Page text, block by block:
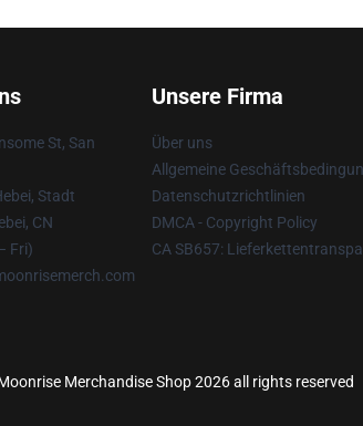
St, San
Stadt
CN
Fri)
Unsere Firma
Über uns
Allgemeine
Datenschutzrichtlinien
DMCA - Copyright Policy
CA SB657:
Merchandise Shop 2026 all rights reserved